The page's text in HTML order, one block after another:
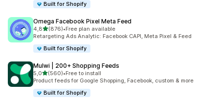
Built for Shopify
Omega Facebook Pixel Meta Feed
4,8av 5 stjerner
(876)
Totalt 876 omtaler
•Free plan available
Retargeting Ads Analytic: Facebook CAPI, Meta Pixel & Feed
Built for Shopify
Mulwi | 200+ Shopping Feeds
5,0av 5 stjerner
(560)
Totalt 560 omtaler
•Free to install
Product feeds for Google Shopping, Facebook, custom & more
Built for Shopify